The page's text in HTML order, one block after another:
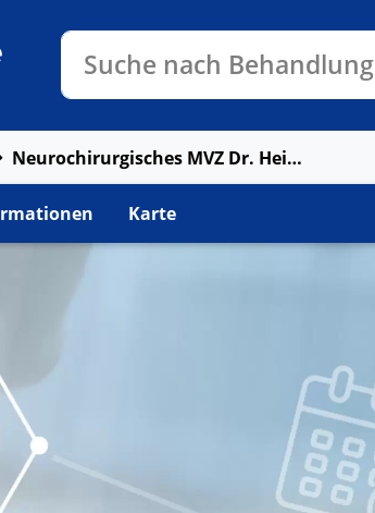
Suche nach Behandlung
Neurochirurgisches MVZ Dr. Hein & Dr. Spehr
Karte